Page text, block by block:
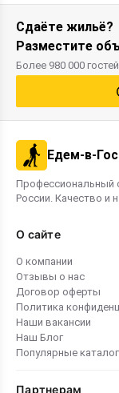
Сдаёте жильё?
Разместите
Более 980 000
Едем-в-
Профессиональный
России. Качество и
О сайте
О компании
Отзывы о нас
Договор оферты
Политика
Наши вакансии
Наш Блог
Популярные
Партнерам